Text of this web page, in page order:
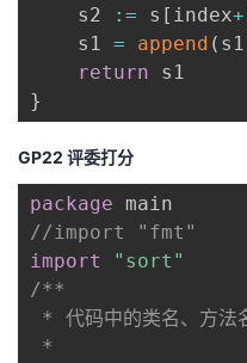
    s2
:= s [ index+
    s1
= append ( s1
return
}
GP22 评委打分
package
//import "fmt"
import
"sort"
/**
* 代码中的类名、方法
*